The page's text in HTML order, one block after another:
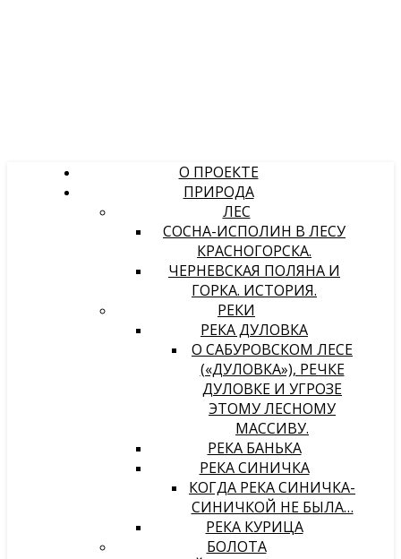
О ПРОЕКТЕ
ПРИРОДА
ЛЕС
СОСНА-ИСПОЛИН В ЛЕСУ
КРАСНОГОРСКА.
ЧЕРНЕВСКАЯ ПОЛЯНА И
ГОРКА. ИСТОРИЯ.
РЕКИ
РЕКА ДУЛОВКА
О САБУРОВСКОМ ЛЕСЕ
(«ДУЛОВКА»), РЕЧКЕ
ДУЛОВКЕ И УГРОЗЕ
ЭТОМУ ЛЕСНОМУ
МАССИВУ.
РЕКА БАНЬКА
РЕКА СИНИЧКА
КОГДА РЕКА СИНИЧКА-
СИНИЧКОЙ НЕ БЫЛА…
РЕКА КУРИЦА
БОЛОТА